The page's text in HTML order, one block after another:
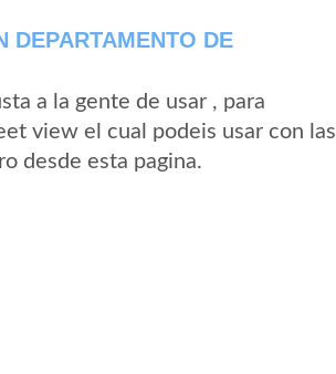
DEPARTAMENTO DE
a la gente de usar , para
view el cual podeis usar con las
desde esta pagina.